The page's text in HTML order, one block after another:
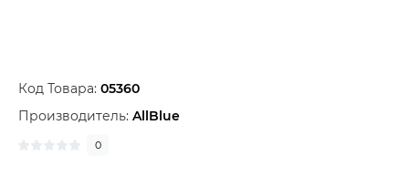
Код Товара: 05360
Производитель: AllBlue
0